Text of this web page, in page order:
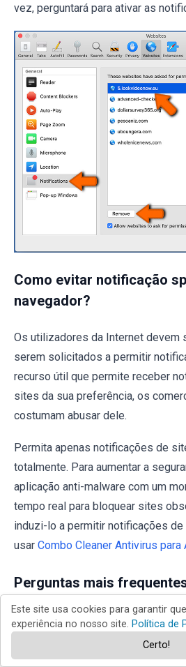
vez, perguntará para ativar as
Como evitar notificação
navegador?
Os utilizadores da Internet devem
serem solicitados a permitir
recurso útil que permite receber
sites da sua preferência, os
costumam abusar dele.
Permita apenas notificações de
totalmente. Para aumentar a
aplicação anti-malware com um
tempo real para bloquear sites
induzi-lo a permitir notificações de
usar Combo Cleaner Antivirus para
Perguntas mais
Por que razão estou a ver
browser) enviados por
canto inferior direito do meu
Este site usa cookies para garantir
experiência no nosso site. Política de
Certo!